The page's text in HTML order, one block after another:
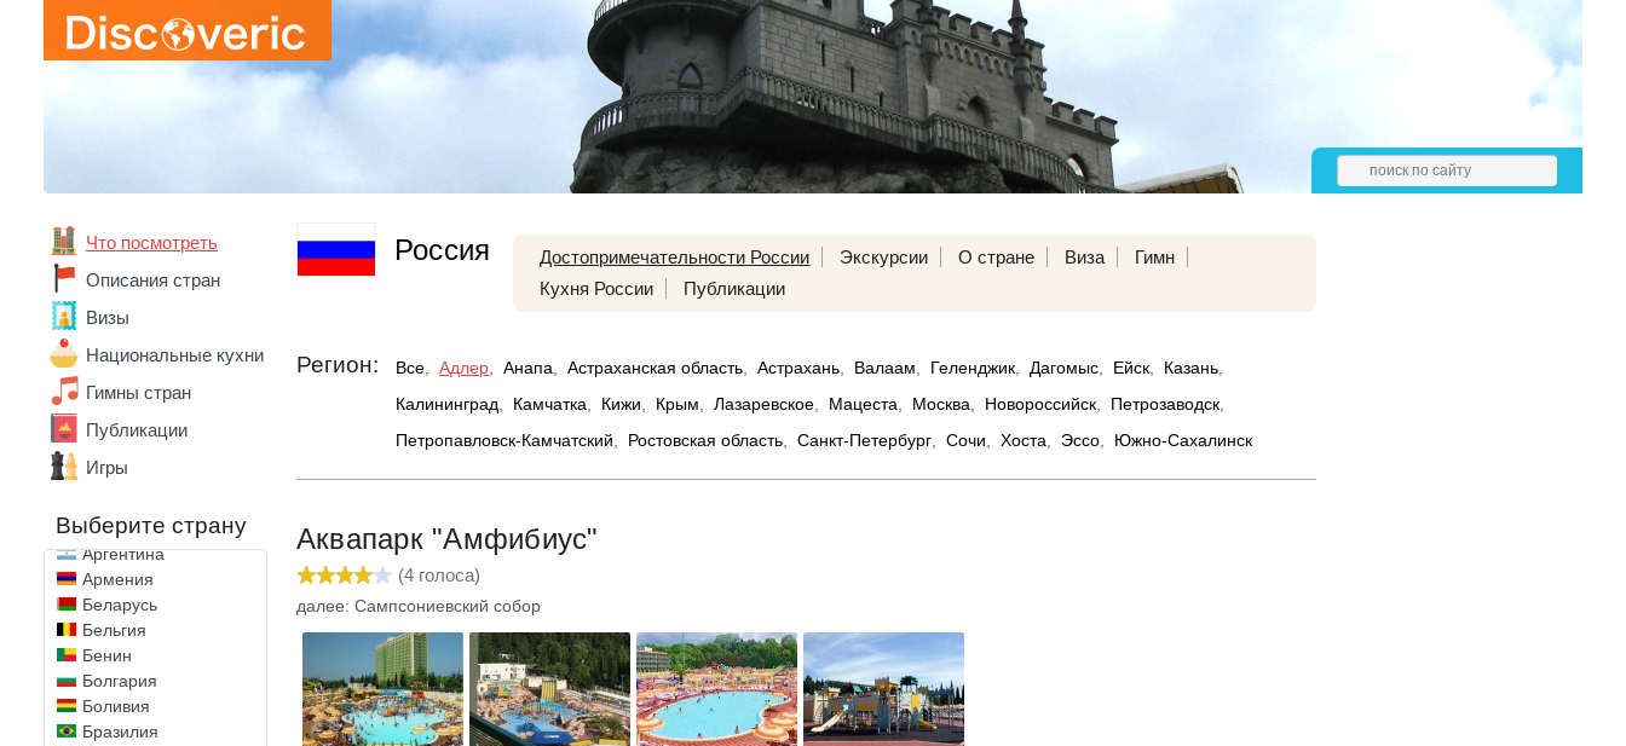
Что посмотреть
Описания стран
Визы
Национальные кухни
Гимны стран
Публикации
Игры
Выберите страну
Австралия
Австрия
Алжир
Андорра
Аргентина
Армения
Беларусь
Бельгия
Бенин
Болгария
Боливия
Бразилия
Россия Достопримечательности России Экскурсии О стране Виза
Гимн
Кухня России
Публикации
Регион: Все Адлер Анапа Астраханская область Астрахань Валаам Геленджик Дагомыс Ейск Казань
Калининград
Камчатка Кижи Крым Лазаревское Мацеста Москва Новороссийск Петрозаводск
Петропавловск-Камчатский
Ростовская область Санкт-Петербург Сочи Хоста Эссо Южно-Сахалинск
Аквапарк "Амфибиус"
(4 голоса)
далее: Сампсониевский собор